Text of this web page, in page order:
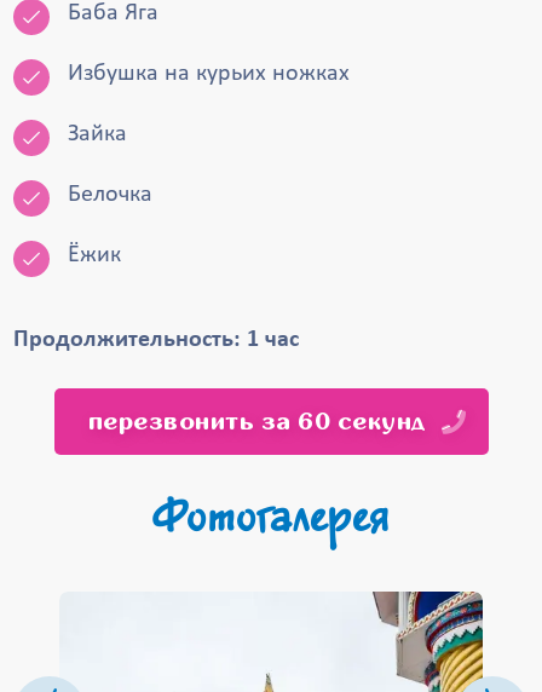
Баба Яга
Избушка на курьих ножках
Зайка
Белочка
Ёжик
Продолжительность: 1 час
перезвонить за 60 секунд
Фотогалерея